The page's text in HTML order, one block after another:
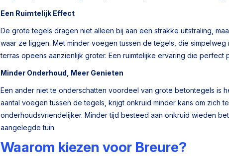
Een Ruimtelijk Effect
De grote tegels dragen niet alleen bij aan een strakke uitstraling,
waar ze liggen. Met minder voegen tussen de tegels, die
terras opeens aanzienlijk groter. Een ruimtelijke ervaring die perfect
Minder Onderhoud, Meer Genieten
Een ander niet te onderschatten voordeel van grote betontegels is
aantal voegen tussen de tegels, krijgt onkruid minder kans om zich
onderhoudsvriendelijker. Minder tijd besteed aan onkruid wieden
aangelegde tuin.
Waarom kiezen voor Breure?